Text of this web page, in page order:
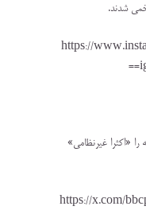
https://
«اکثرا غیرنظامی»
https://x.com/